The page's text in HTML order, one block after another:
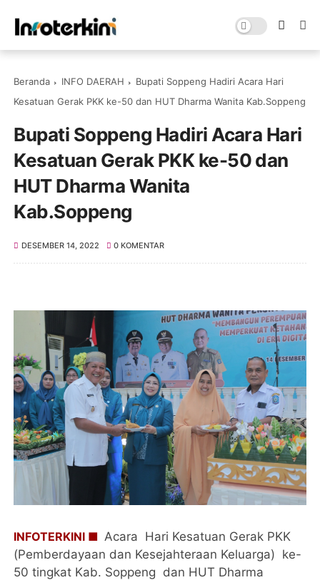
Beranda INFO DAERAH
Bupati Soppeng Hadiri Acara Hari
Kesatuan Gerak PKK ke-50 dan HUT Dharma Wanita Kab.Soppeng
Bupati Soppeng Hadiri Acara Hari
Kesatuan Gerak PKK ke-50 dan
HUT Dharma Wanita
Kab.Soppeng
DESEMBER 14, 2022 0 KOMENTAR
INFOTERKINI ■ Acara Hari Kesatuan Gerak PKK
(Pemberdayaan dan Kesejahteraan Keluarga) ke-
50 tingkat Kab. Soppeng dan HUT Dharma